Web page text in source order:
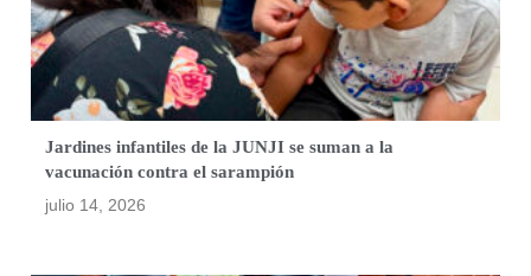
Jardines infantiles de la JUNJI se suman a la
vacunación contra el sarampión
julio 14, 2026